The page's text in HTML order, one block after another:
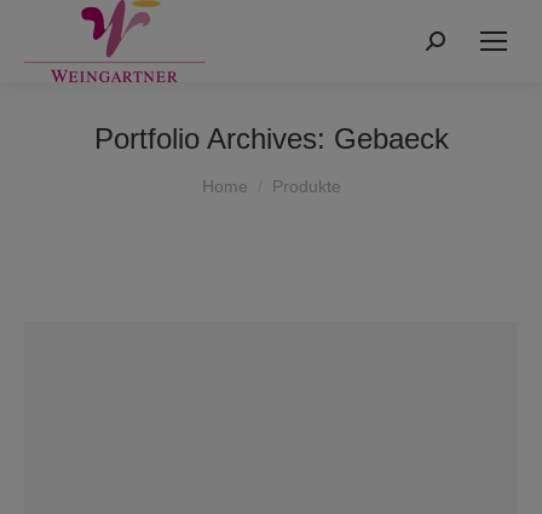
Search:
Portfolio Archives: Gebaeck
Home Produkte